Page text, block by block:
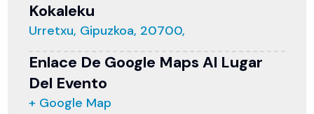
Kokaleku
Urretxu, Gipuzkoa, 20700,
Enlace De Google Maps Al Lugar
Del Evento
+ Google Map